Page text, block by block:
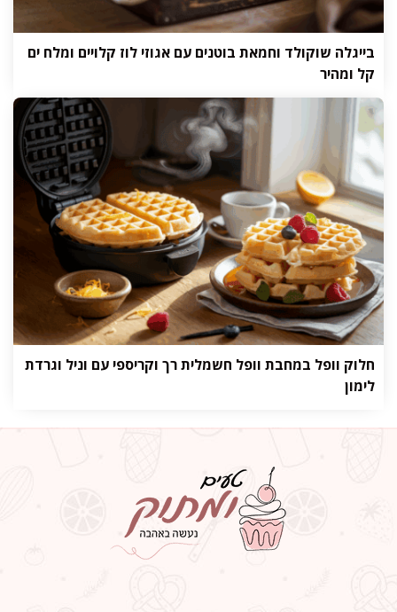
בייגלה שוקולד וחמאת בוטנים עם אגוזי לוז קלויים ומלח ים
קל ומהיר
חלוק וופל במחבת וופל חשמלית רך וקריספי עם וניל וגרדת
לימון